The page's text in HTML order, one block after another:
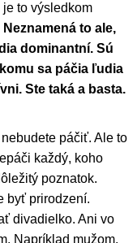
to výsledkom
Neznamená to ale,
dominantní. Sú
sa páčia ľudia
Ste taká a basta.
páčiť. Ale to
každý, koho
poznatok.
byť prirodzení.
divadielko. Ani vo
Napríklad mužom.